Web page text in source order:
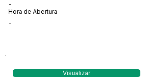
-
Hora de Abertura
-
Visualizar